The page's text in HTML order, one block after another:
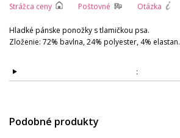
Strážca ceny Poštovné Otázka
Hladké pánske ponožky s tlamičkou psa.
Zloženie: 72% bavlna, 24% polyester, 4% elastan.
:
Podobné produkty